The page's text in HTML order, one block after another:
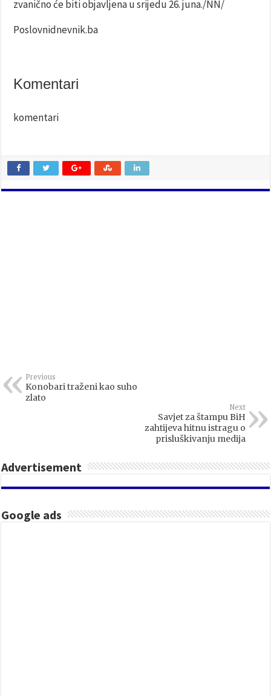
zvanično će biti objavljena u srijedu 26. juna./NN/
Poslovnidnevnik.ba
Komentari
komentari
Previous
Konobari traženi kao suho
zlato
Next
Savjet za štampu BiH
zahtijeva hitnu istragu o
prisluškivanju medija
Advertisement
Google ads